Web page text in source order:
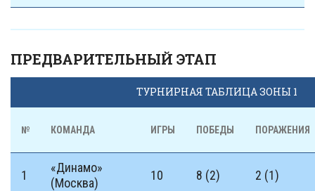
ПРЕДВАРИТЕЛЬНЫЙ ЭТАП
ТУРНИРНАЯ ТАБЛИЦА ЗОНЫ 1
№ КОМАНДА ИГРЫ ПОБЕДЫ ПОРАЖЕНИЯ
1
«Динамо»
(Москва)
10 8 (2) 2 (1)